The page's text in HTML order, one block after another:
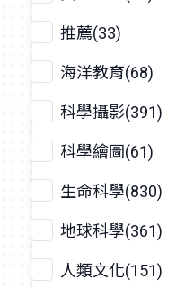
推薦(33)
海洋教育(68)
科學攝影(391)
科學繪圖(61)
生命科學(830)
地球科學(361)
人類文化(151)